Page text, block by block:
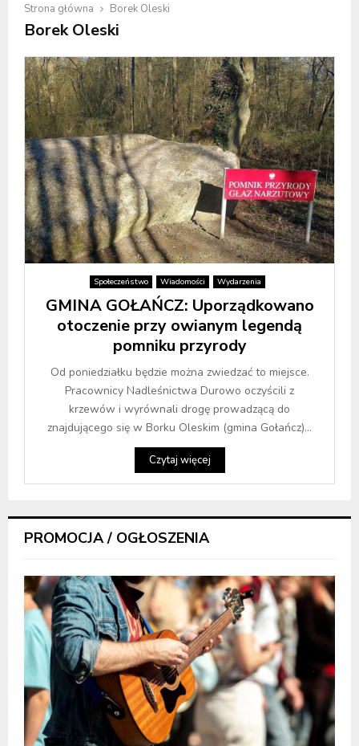
Strona główna Borek Oleski
Borek Oleski
Społeczeństwo Wiadomości Wydarzenia
GMINA GOŁAŃCZ: Uporządkowano
otoczenie przy owianym legendą
pomniku przyrody
Od poniedziałku będzie można zwiedzać to miejsce.
Pracownicy Nadleśnictwa Durowo oczyścili z
krzewów i wyrównali drogę prowadzącą do
znajdującego się w Borku Oleskim (gmina Gołańcz)...
Czytaj więcej
PROMOCJA / OGŁOSZENIA